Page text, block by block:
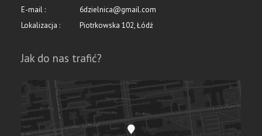
E-mail :
6dzielnica@gmail.com
Lokalizacja :
Piotrkowska 102, Łódź
Jak do nas trafić?